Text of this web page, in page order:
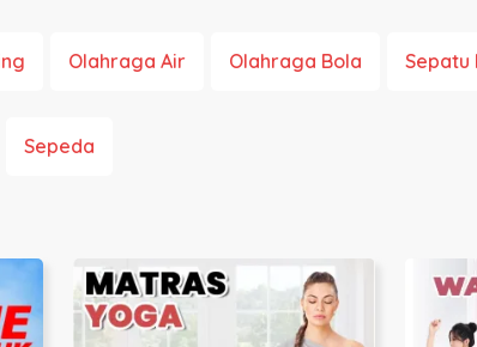
Olahraga Air Olahraga Bola Sepatu
Sepeda